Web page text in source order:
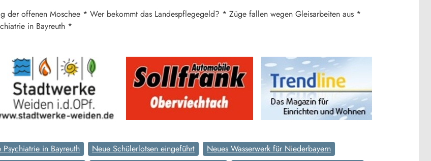
der offenen Moschee * Wer bekommt das Landespflegegeld? * Züge fallen wegen Gleisarbeiten aus *
in Bayreuth *
Psychiatrie in Bayreuth Neue Schülerlotsen eingeführt
Neues Wasserwerk für Niederbayern